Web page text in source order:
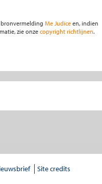
Me Judice en, indien
zie onze copyright richtlijnen.
Site credits